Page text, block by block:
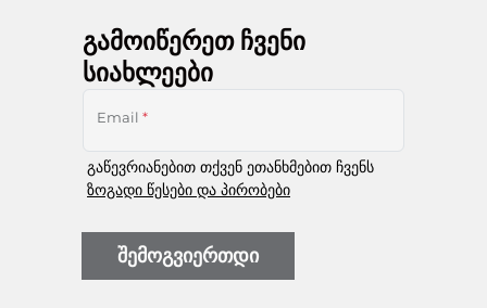
გამოიწერეთ ჩვენი
სიახლეები
Email *
გაწევრიანებით თქვენ ეთანხმებით ჩვენს
ზოგადი წესები და პირობები
შემოგვიერთდი